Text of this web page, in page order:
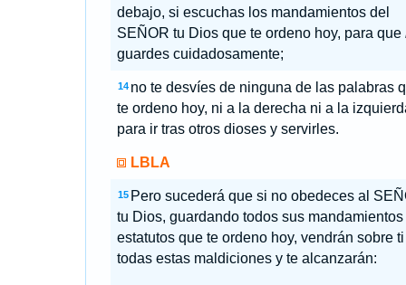
debajo, si escuchas los mandamientos del
SEÑOR tu Dios que te ordeno hoy, para que
guardes cuidadosamente;
14 no te desvíes de ninguna de las palabras
te ordeno hoy, ni a la derecha ni a la
para ir tras otros dioses y servirles.
LBLA
15 Pero sucederá que si no obedeces al
tu Dios, guardando todos sus mandamientos
estatutos que te ordeno hoy, vendrán sobre ti
todas estas maldiciones y te alcanzarán: